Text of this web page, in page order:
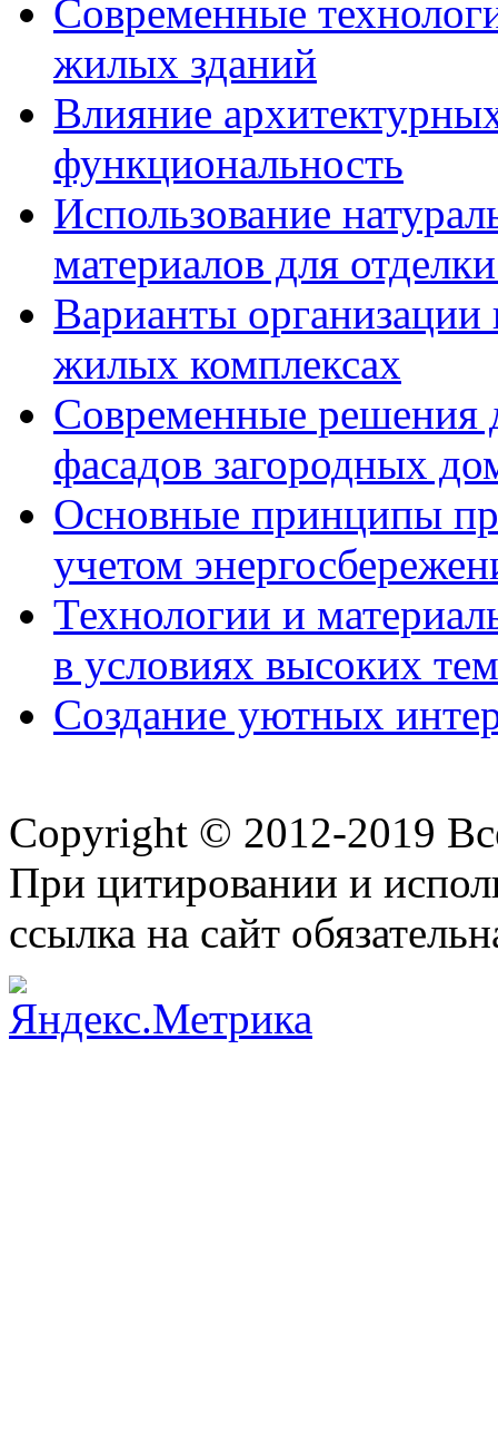
Современные
жилых зданий
Влияние
функциональность
Использование
материалов для
Варианты организации
жилых комплексах
Современные решения
фасадов загородных
Основные принципы
учетом
Технологии и
в условиях высоких
Создание уютных
Copyright © 2012-2019
При цитировании и
ссылка на сайт